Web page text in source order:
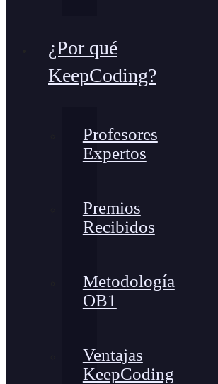
¿Por qué
KeepCoding?
Profesores
Expertos
Premios
Recibidos
Metodología
OB1
Ventajas
KeepCoding